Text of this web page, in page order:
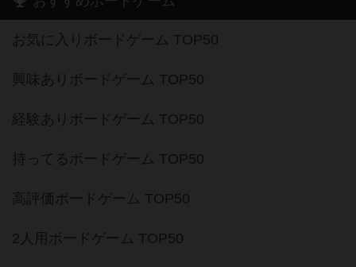
お気に入りボードゲーム TOP50
興味ありボードゲーム TOP50
経験ありボードゲーム TOP50
持ってるボードゲーム TOP50
高評価ボードゲーム TOP50
2人用ボードゲーム TOP50